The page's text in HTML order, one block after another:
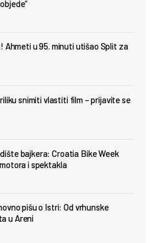
Ahmeti u 95. minuti utišao Split za
snimiti vlastiti film – prijavite se
bajkera: Croatia Bike Week
i spektakla
pišu o Istri: Od vrhunske
u Areni